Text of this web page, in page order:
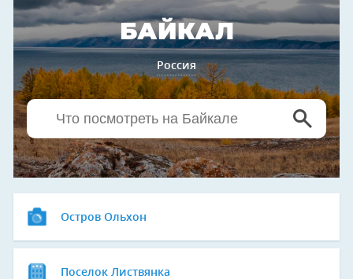
БАЙКАЛ
Россия
Остров Ольхон
Поселок Листвянка